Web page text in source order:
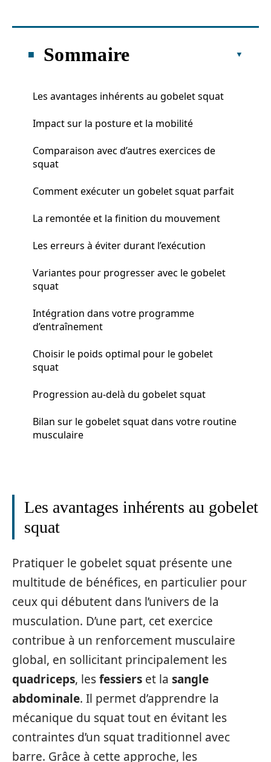
Sommaire
Les avantages inhérents au gobelet squat
Impact sur la posture et la mobilité
Comparaison avec d’autres exercices de
squat
Comment exécuter un gobelet squat parfait
La remontée et la finition du mouvement
Les erreurs à éviter durant l’exécution
Variantes pour progresser avec le gobelet
squat
Intégration dans votre programme
d’entraînement
Choisir le poids optimal pour le gobelet
squat
Progression au-delà du gobelet squat
Bilan sur le gobelet squat dans votre routine
musculaire
Les avantages inhérents au gobelet
squat
Pratiquer le gobelet squat présente une
multitude de bénéfices, en particulier pour
ceux qui débutent dans l’univers de la
musculation. D’une part, cet exercice
contribue à un renforcement musculaire
global, en sollicitant principalement les
quadriceps, lesfessiers et la sangle
abdominale. Il permet d’apprendre la
mécanique du squat tout en évitant les
contraintes d’un squat traditionnel avec
barre. Grâce à cette approche, les